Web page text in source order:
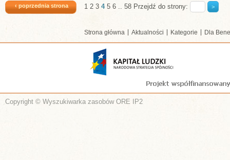
‹ poprzednia strona 1 2 3 4 5 6 .. 58 Przejdź do strony:
Strona główna Aktualności Kategorie Dla
Copyright © Wyszukiwarka zasobów ORE IP2